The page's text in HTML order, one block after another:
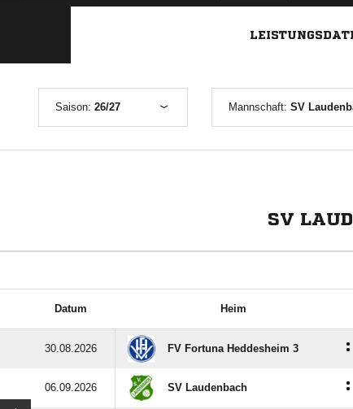
Saison: 26/27 Mannschaft:SV
SV
Datum Heim
30.08.2026 FV Fortuna Heddesheim 3 :
06.09.2026 SV Laudenbach :